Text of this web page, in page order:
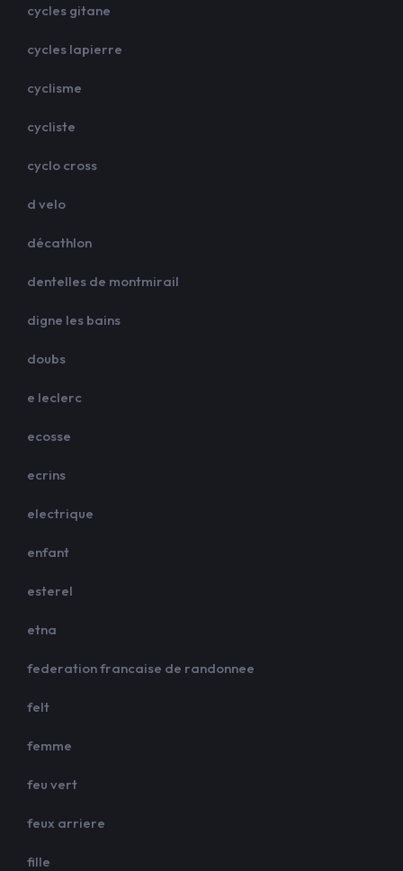
cycles gitane
cycles lapierre
cyclisme
cycliste
cyclo cross
d velo
décathlon
dentelles de montmirail
digne les bains
doubs
e leclerc
ecosse
ecrins
electrique
enfant
esterel
etna
federation francaise de randonnee
felt
femme
feu vert
feux arriere
fille